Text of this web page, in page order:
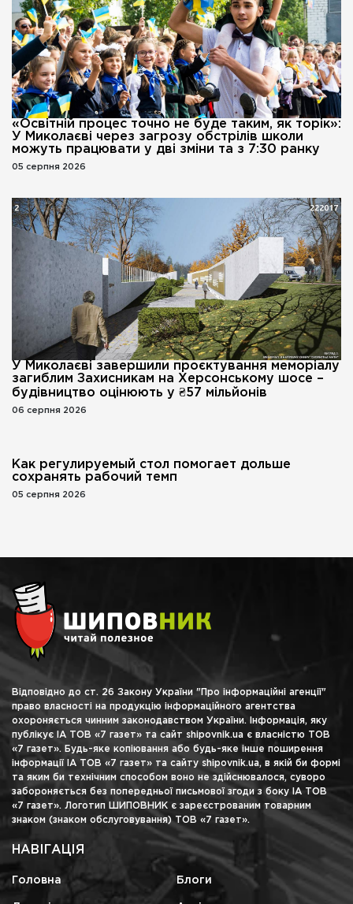
«Освітній процес точно не буде таким, як торік»:
У Миколаєві через загрозу обстрілів школи
можуть працювати у дві зміни та з 7:30 ранку
05 серпня 2026
У Миколаєві завершили проєктування меморіалу
загиблим Захисникам на Херсонському шосе –
будівництво оцінюють у ₴57 мільйонів
06 серпня 2026
Как регулируемый стол помогает дольше
сохранять рабочий темп
05 серпня 2026
Відповідно до ст. 26 Закону України "Про інформаційні агенції"
право власності на продукцію інформаційного агентства
охороняється чинним законодавством України. Інформація, яку
публікує ІА ТОВ «7 газет» та сайт shipovnik.ua є власністю ТОВ
«7 газет». Будь-яке копіювання або будь-яке інше поширення
інформації ІА ТОВ «7 газет» та сайту shipovnik.ua, в якій би формі
та яким би технічним способом воно не здійснювалося, суворо
забороняється без попередньої письмової згоди з боку ІА ТОВ
«7 газет». Логотип ШИПОВНИК є зареєстрованим товарним
знаком (знаком обслуговування) ТОВ «7 газет».
НАВІГАЦІЯ
Головна Блоги